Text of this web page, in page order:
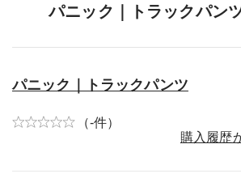
パニック｜トラックパン
パニック｜トラックパンツ
（-件）
購入履歴